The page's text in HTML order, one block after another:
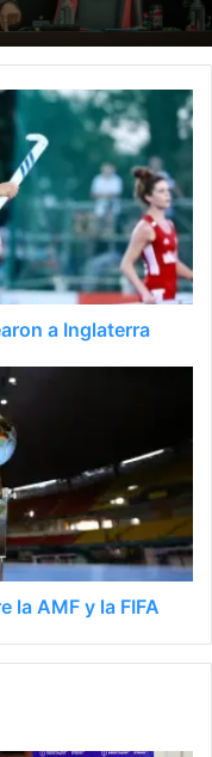
a Inglaterra
la AMF y la FIFA